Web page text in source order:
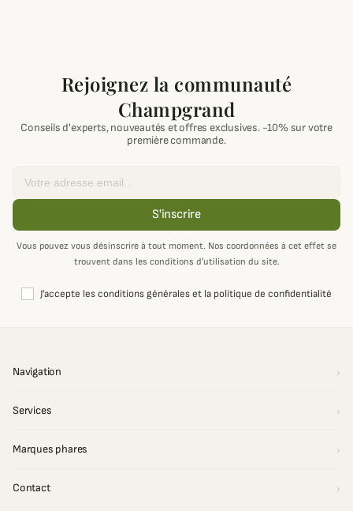
Rejoignez la communauté
Champgrand
Conseils d'experts, nouveautés et offres exclusives. -10% sur votre
première commande.
S'inscrire
Vous pouvez vous désinscrire à tout moment. Nos coordonnées à cet effet se
trouvent dans les conditions d’utilisation du site.
J'accepte les conditions générales et la politique de confidentialité
Navigation
Services
Marques phares
Contact